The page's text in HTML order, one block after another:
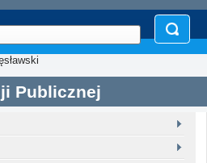
Publicznej